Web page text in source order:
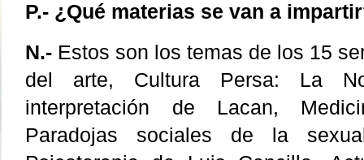
P.- ¿Qué materias se van a
N.- Estos son los temas de los 15
del arte, Cultura Persa: La
interpretación de Lacan,
Paradojas sociales de la